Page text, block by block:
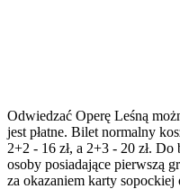
Odwiedzać Operę Leśną
jest płatne. Bilet normalny
2+2 - 16 zł, a 2+3 - 20 zł. Do
osoby posiadające pierwszą
za okazaniem karty sopockiej